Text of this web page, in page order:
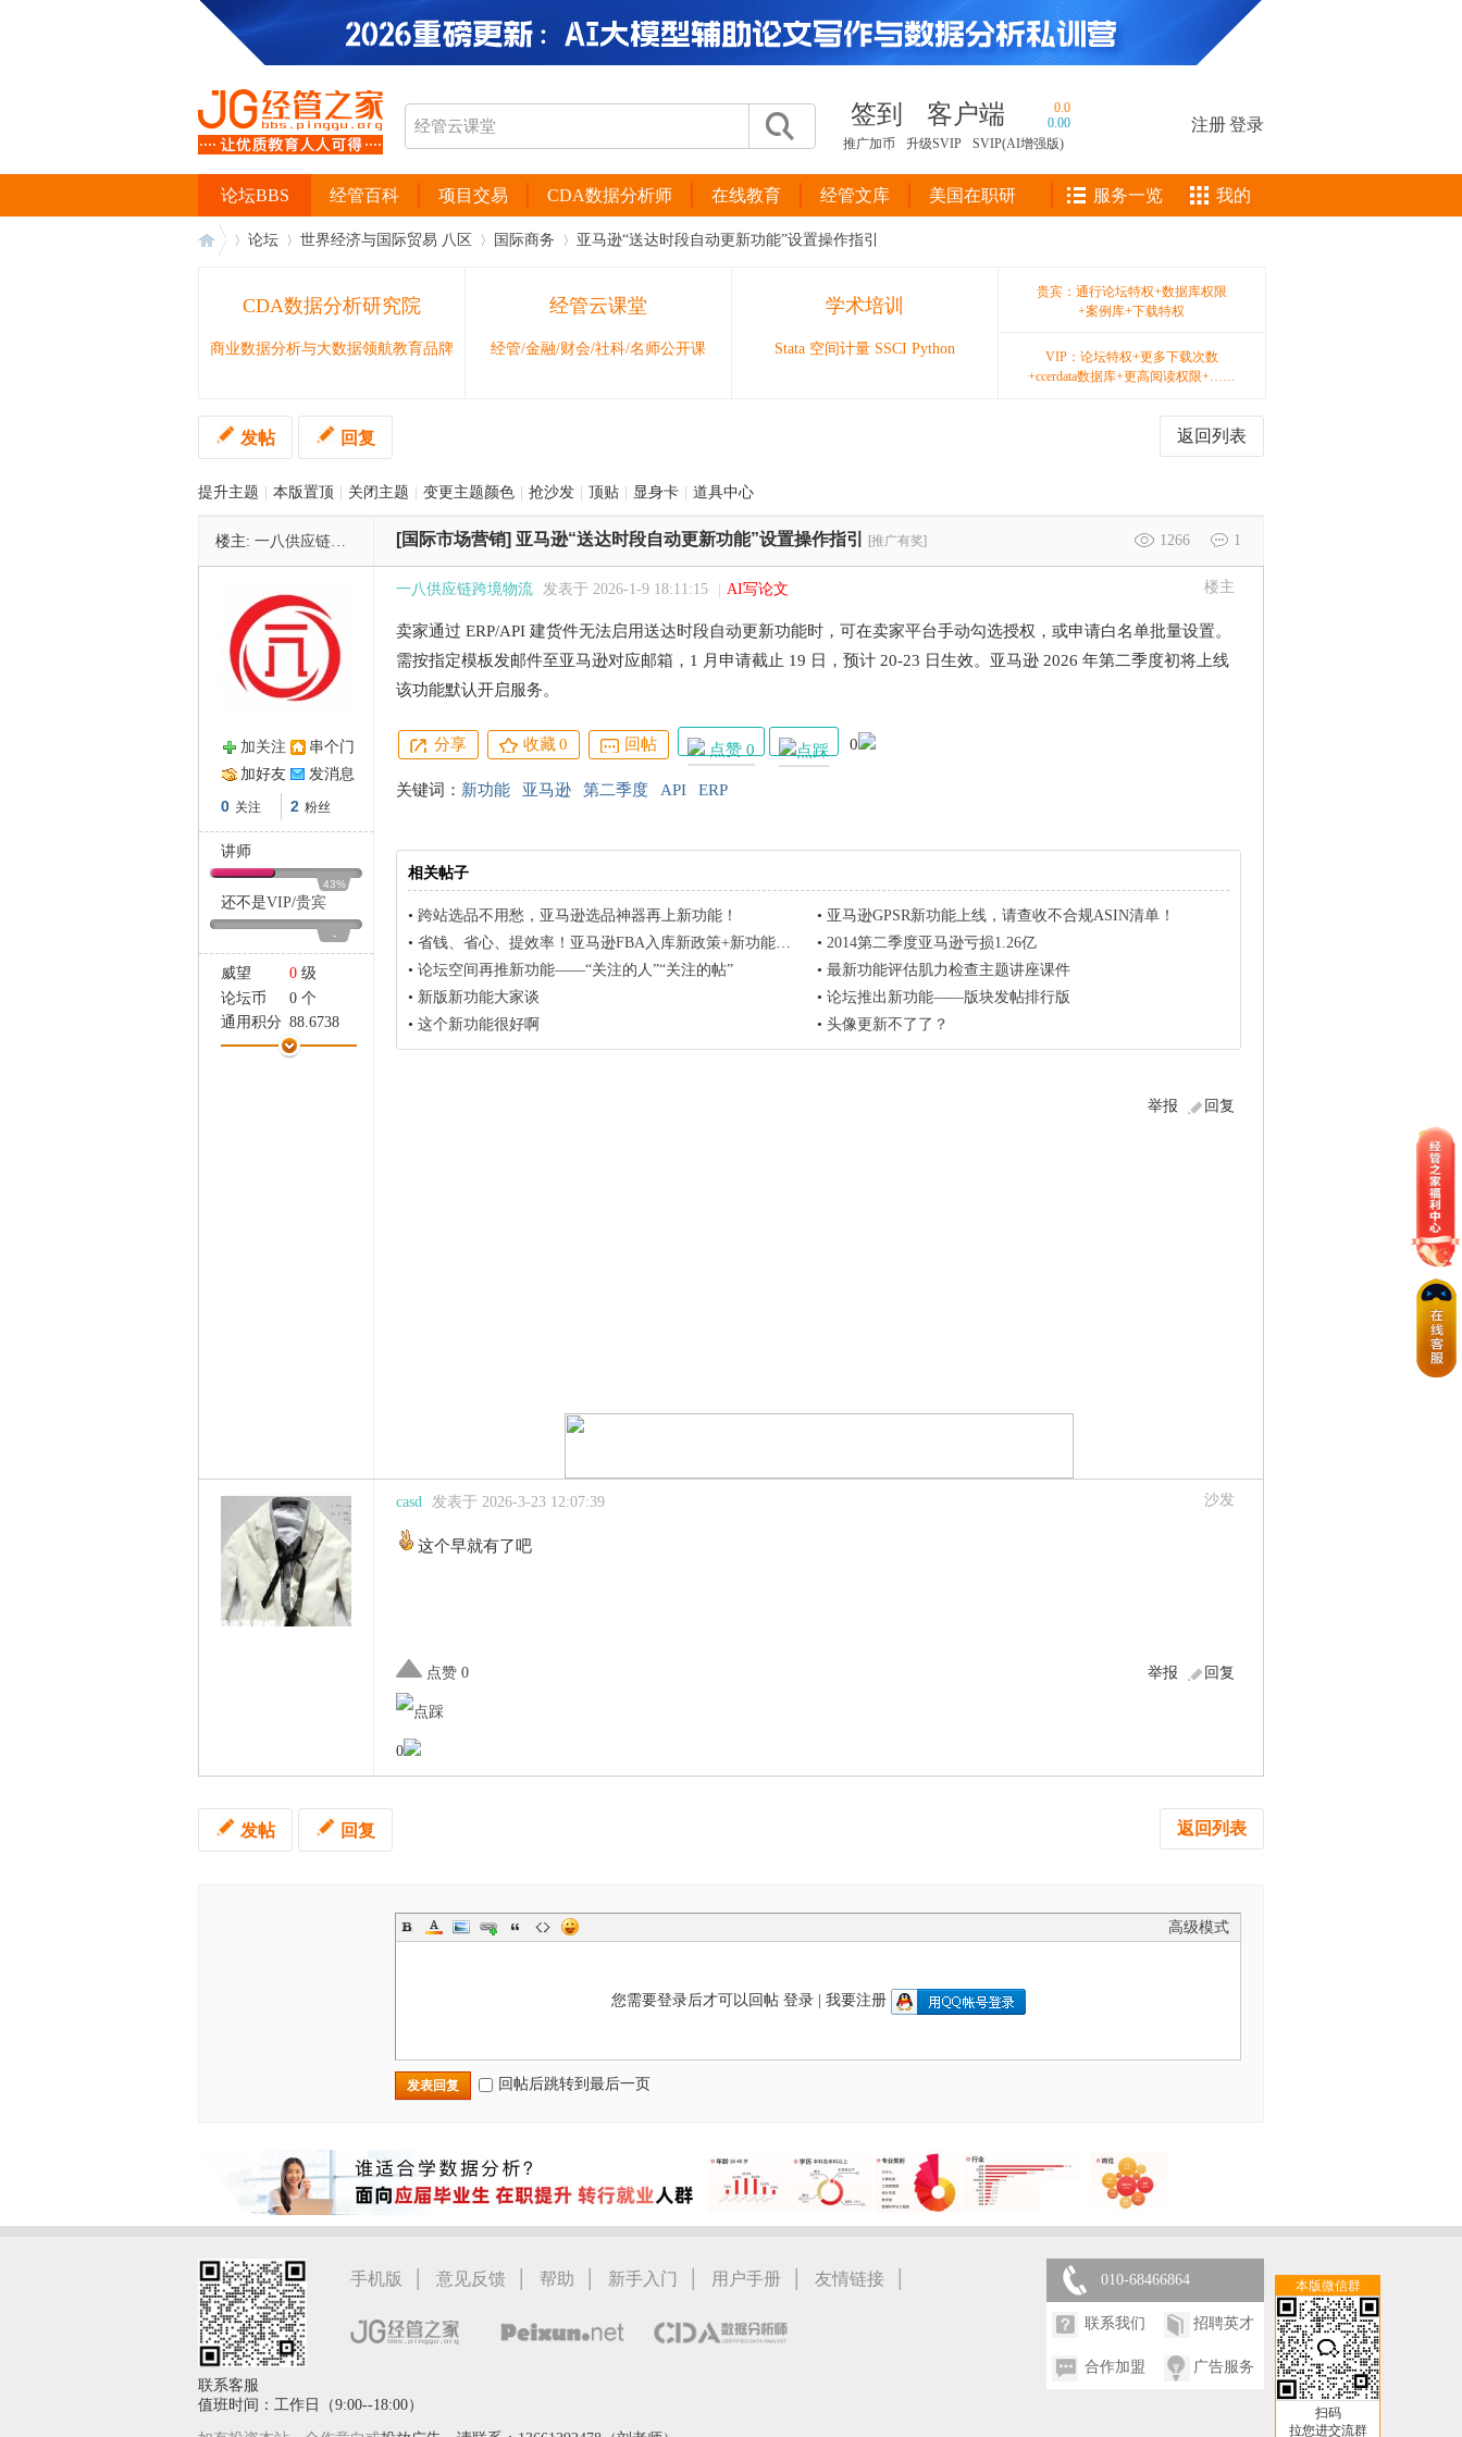
签到 客户端
0.0
0.00
推广加币
升级SVIP SVIP(AI增强版)
注册登录
经管百科 项目交易 CDA数据分析师 在线教育 经管文库 美国在职研
论坛BBS 服务一览 我的
论坛 世界经济与国际贸易 八区 国际商务 亚马逊“送达时段自动更新功能”设置操作指引
CDA数据分析研究院
商业数据分析与大数据领航教育品牌
经管云课堂
经管/金融/财会/社科/名师公开课
学术培训
Stata 空间计量 SSCI Python
贵宾：通行论坛特权+数据库权限
+案例库+下载特权
VIP：论坛特权+更多下载次数
+ccerdata数据库+更高阅读权限+……
返回列表
发帖 回复
提升主题 本版置顶 关闭主题 变更主题颜色 抢沙发 顶贴 显身卡 道具中心
楼主: 一八供应链跨境物流 1266 1
[国际市场营销] 亚马逊“送达时段自动更新功能”设置操作指引 [推广有奖]
加关注
串个门
加好友
发消息
0 关注 2 粉丝
讲师
43%
还不是VIP/贵宾
-
威望 0 级
论坛币
0 个
通用积分 88.6738
学术水平
5 点
楼主
一八供应链跨境物流 发表于 2026-1-9 18:11:15 AI写论文
卖家通过 ERP/API 建货件无法启用送达时段自动更新功能时，可在卖家平台手动勾选授权，或申请白名单批量设置。
需按指定模板发邮件至亚马逊对应邮箱，1 月申请截止 19 日，预计 20-23 日生效。亚马逊 2026 年第二季度初将上线
该功能默认开启服务。
分享 收藏0 回帖 点赞 0 0
关键词： 新功能 亚马逊 第二季度 API ERP
相关帖子
• 跨站选品不用愁，亚马逊选品神器再上新功能！ • 亚马逊GPSR新功能上线，请查收不合规ASIN清单！
• 省钱、省心、提效率！亚马逊FBA入库新政策+新功能+解决方案汇总 • 2014第二季度亚马逊亏损1.26亿
• 论坛空间再推新功能——“关注的人”“关注的帖” • 最新功能评估肌力检查主题讲座课件
• 新版新功能大家谈 • 论坛推出新功能——版块发帖排行版
• 这个新功能很好啊 • 头像更新不了了？
回复
举报
沙发
casd 发表于 2026-3-23 12:07:39
这个早就有了吧
回复
举报
点赞 0
0
返回列表
发帖 回复
高级模式
您需要登录后才可以回帖 登录| 我要注册
发表回复 回帖后跳转到最后一页
本版微信群
扫码
拉您进交流群
手机版 | 意见反馈 | 帮助 | 新手入门 | 用户手册 | 友情链接 |
联系客服
值班时间：工作日（9:00--18:00）
010-68466864
联系我们 招聘英才
合作加盟 广告服务